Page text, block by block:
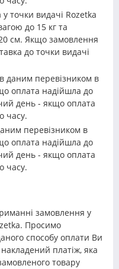
у точки видачі Rozetka
до 15 кг та
см. Якщо замовлення
до точки видачі
даним перевізником в
оплата надійшла до
день - якщо оплата
часу.
перевізником в
оплата надійшла до
день - якщо оплата
часу.
замовлення у
Просимо
способу оплати Ви
платіж, яка
товару